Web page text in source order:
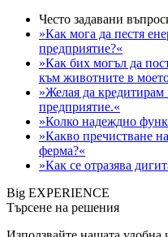
Често задавани
»Как мога да пестя
предприятие?«
»Как бих могъл да
към животните в
»Желая да кредитирам
предприятие.«
»Колко надеждно
»Какво пречистване
ферма?«
»Как се отразява
Big EXPERIENCE
Търсене на решения